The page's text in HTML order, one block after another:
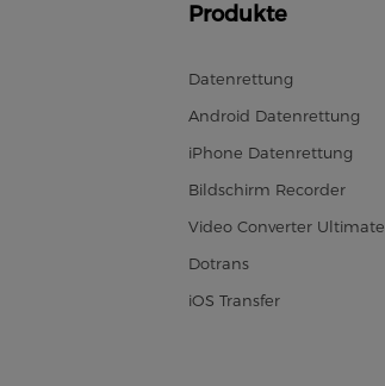
Produkte
Datenrettung
Android Datenrettung
iPhone Datenrettung
Bildschirm Recorder
Video Converter Ultimate
Dotrans
iOS Transfer